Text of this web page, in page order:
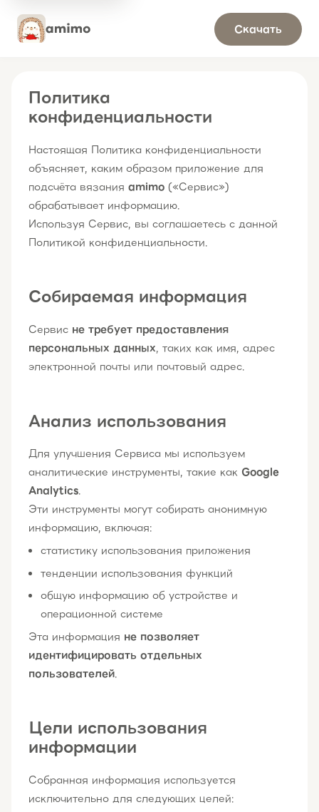
Скачать
Политика
конфиденциальности
Настоящая Политика конфиденциальности
объясняет, каким образом приложение для
подсчёта вязания amimo («Сервис»)
обрабатывает информацию.
Используя Сервис, вы соглашаетесь с данной
Политикой конфиденциальности.
Собираемая информация
Сервис не требует предоставления
персональных данных, таких как имя, адрес
электронной почты или почтовый адрес.
Анализ использования
Для улучшения Сервиса мы используем
аналитические инструменты, такие как Google
Analytics.
Эти инструменты могут собирать анонимную
информацию, включая:
статистику использования приложения
тенденции использования функций
общую информацию об устройстве и
операционной системе
Эта информация не позволяет
идентифицировать отдельных
пользователей.
Цели использования
информации
Собранная информация используется
исключительно для следующих целей: